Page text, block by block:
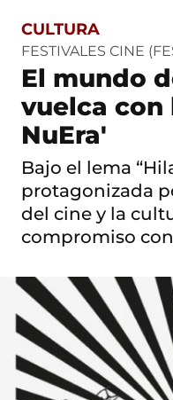
CULTURA
FESTIVALES CINE
El mundo
vuelca con
NuEra'
Bajo el lema
protagonizada
del cine y la
compromiso